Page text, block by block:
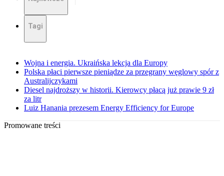
Tagi
Wojna i energia. Ukraińska lekcja dla Europy
Polska płaci pierwsze pieniądze za przegrany węglowy spór z
Australijczykami
Diesel najdroższy w historii. Kierowcy płacą już prawie 9 zł
za litr
Luiz Hanania prezesem Energy Efficiency for Europe
Promowane treści